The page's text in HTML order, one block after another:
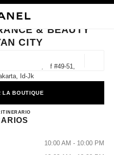
BOUTIQUE
de esta barra de búsqueda
FRAGRANCE & BEAUTY
& BEAUTY
CITY
Afrika Lot 19, Gf #49-51,
Id-Jk
LA BOUTIQUE
ITINERARIOCHANEL FRAGRANCE &
10:00 AM - 10:00 PM